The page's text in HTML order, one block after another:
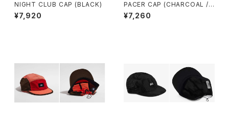
NIGHT CLUB CAP (BLACK)
¥7,920
PACER CAP (CHARCOAL /
BLACK / BROWN)
¥7,260